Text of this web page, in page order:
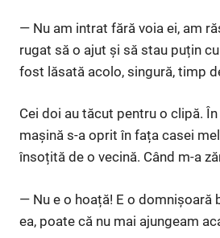
— Nu am intrat fără voia ei, am
rugat să o ajut și să stau puțin
fost lăsată acolo, singură, timp
Cei doi au tăcut pentru o clipă.
mașină s-a oprit în fața casei
însoțită de o vecină. Când m-a
— Nu e o hoață! E o domnișoară
ea, poate că nu mai ajungeam